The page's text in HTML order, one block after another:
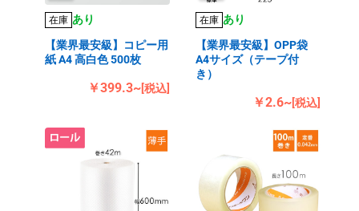
在庫 あり
【業界最安級】コピー用
紙 A4 高白色 500枚
￥399.3~[税込]
在庫 あり
【業界最安級】OPP袋
A4サイズ（テープ付
き）
￥2.6~[税込]